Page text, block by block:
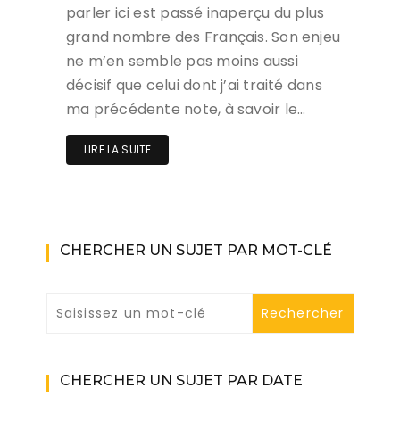
parler ici est passé inaperçu du plus
grand nombre des Français. Son enjeu
ne m’en semble pas moins aussi
décisif que celui dont j’ai traité dans
ma précédente note, à savoir le…
LIRE LA SUITE
CHERCHER UN SUJET PAR MOT-CLÉ
CHERCHER UN SUJET PAR DATE